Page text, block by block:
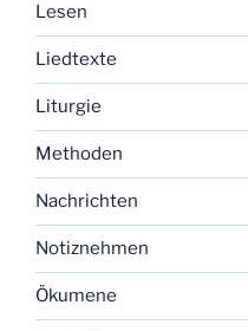
Lesen
Liedtexte
Liturgie
Methoden
Nachrichten
Notiznehmen
Ökumene